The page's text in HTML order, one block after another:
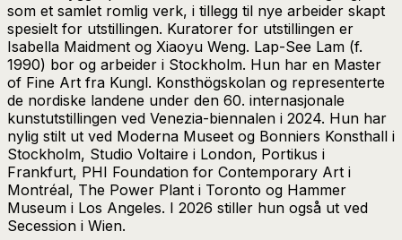
som et samlet romlig verk, i tillegg til nye arbeider skapt
spesielt for utstillingen. Kuratorer for utstillingen er
Isabella Maidment og Xiaoyu Weng. Lap-See Lam (f.
1990) bor og arbeider i Stockholm. Hun har en Master
of Fine Art fra Kungl. Konsthögskolan og representerte
de nordiske landene under den 60. internasjonale
kunstutstillingen ved Venezia-biennalen i 2024. Hun har
nylig stilt ut ved Moderna Museet og Bonniers Konsthall i
Stockholm, Studio Voltaire i London, Portikus i
Frankfurt, PHI Foundation for Contemporary Art i
Montréal, The Power Plant i Toronto og Hammer
Museum i Los Angeles. I 2026 stiller hun også ut ved
Secession i Wien.